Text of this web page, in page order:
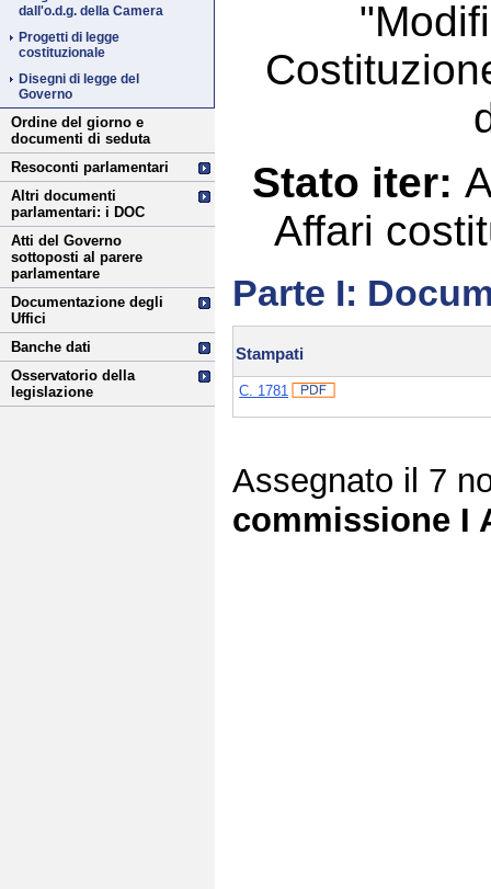
dall'o.d.g. della Camera
Progetti di legge
costituzionale
Disegni di legge del
Governo
Ordine del giorno e
documenti di seduta
Resoconti parlamentari
Altri documenti
parlamentari: i DOC
Atti del Governo
sottoposti al parere
parlamentare
Documentazione degli
Uffici
Banche dati
Osservatorio della
legislazione
Stato iter:
Affari
Parte I:
Stampati
C. 1781
Assegnato il 7
commissione I